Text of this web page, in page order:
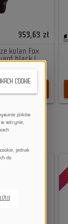
353,63 zł
kolan Fox
black L
-
COOKIE
plików
w witrynie,
jednak
do